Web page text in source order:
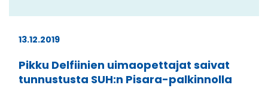
13.12.2019
Pikku Delfiinien uimaopettajat saivat
tunnustusta SUH:n Pisara-palkinnolla